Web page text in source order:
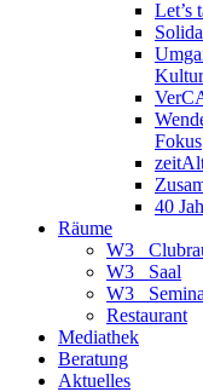
Let’s
Fokus
40
Räume
W3_
W3_ Saal
W3_
Restaurant
Mediathek
Beratung
Aktuelles